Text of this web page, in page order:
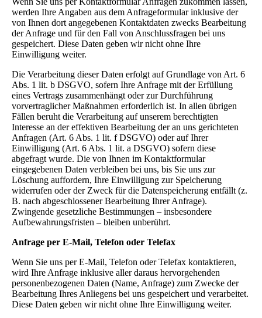
werden Ihre Angaben aus dem Anfrageformular inklusive der
von Ihnen dort angegebenen Kontaktdaten zwecks Bearbeitung
der Anfrage und für den Fall von Anschlussfragen bei uns
gespeichert. Diese Daten geben wir nicht ohne Ihre
Einwilligung weiter.
Die Verarbeitung dieser Daten erfolgt auf Grundlage von Art. 6
Abs. 1 lit. b DSGVO, sofern Ihre Anfrage mit der Erfüllung
eines Vertrags zusammenhängt oder zur Durchführung
vorvertraglicher Maßnahmen erforderlich ist. In allen übrigen
Fällen beruht die Verarbeitung auf unserem berechtigten
Interesse an der effektiven Bearbeitung der an uns gerichteten
Anfragen (Art. 6 Abs. 1 lit. f DSGVO) oder auf Ihrer
Einwilligung (Art. 6 Abs. 1 lit. a DSGVO) sofern diese
abgefragt wurde. Die von Ihnen im Kontaktformular
eingegebenen Daten verbleiben bei uns, bis Sie uns zur
Löschung auffordern, Ihre Einwilligung zur Speicherung
widerrufen oder der Zweck für die Datenspeicherung entfällt (z.
B. nach abgeschlossener Bearbeitung Ihrer Anfrage).
Zwingende gesetzliche Bestimmungen – insbesondere
Aufbewahrungsfristen – bleiben unberührt.
Anfrage per E-Mail, Telefon oder Telefax
Wenn Sie uns per E-Mail, Telefon oder Telefax kontaktieren,
wird Ihre Anfrage inklusive aller daraus hervorgehenden
personenbezogenen Daten (Name, Anfrage) zum Zwecke der
Bearbeitung Ihres Anliegens bei uns gespeichert und verarbeitet.
Diese Daten geben wir nicht ohne Ihre Einwilligung weiter.